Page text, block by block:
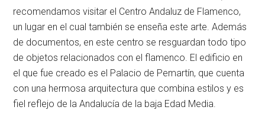
recomendamos visitar el Centro Andaluz de Flamenco,
un lugar en el cual también se enseña este arte. Además
de documentos, en este centro se resguardan todo tipo
de objetos relacionados con el flamenco. El edificio en
el que fue creado es el Palacio de Pemartín, que cuenta
con una hermosa arquitectura que combina estilos y es
fiel reflejo de la Andalucía de la baja Edad Media.